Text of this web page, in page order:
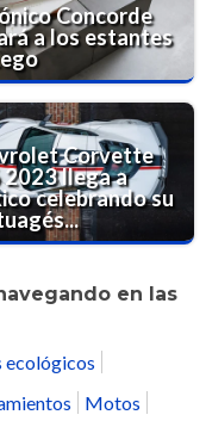
Concorde
a los estantes
Corvette
2023 llega a
celebrando su
en las
ecológicos
Motos